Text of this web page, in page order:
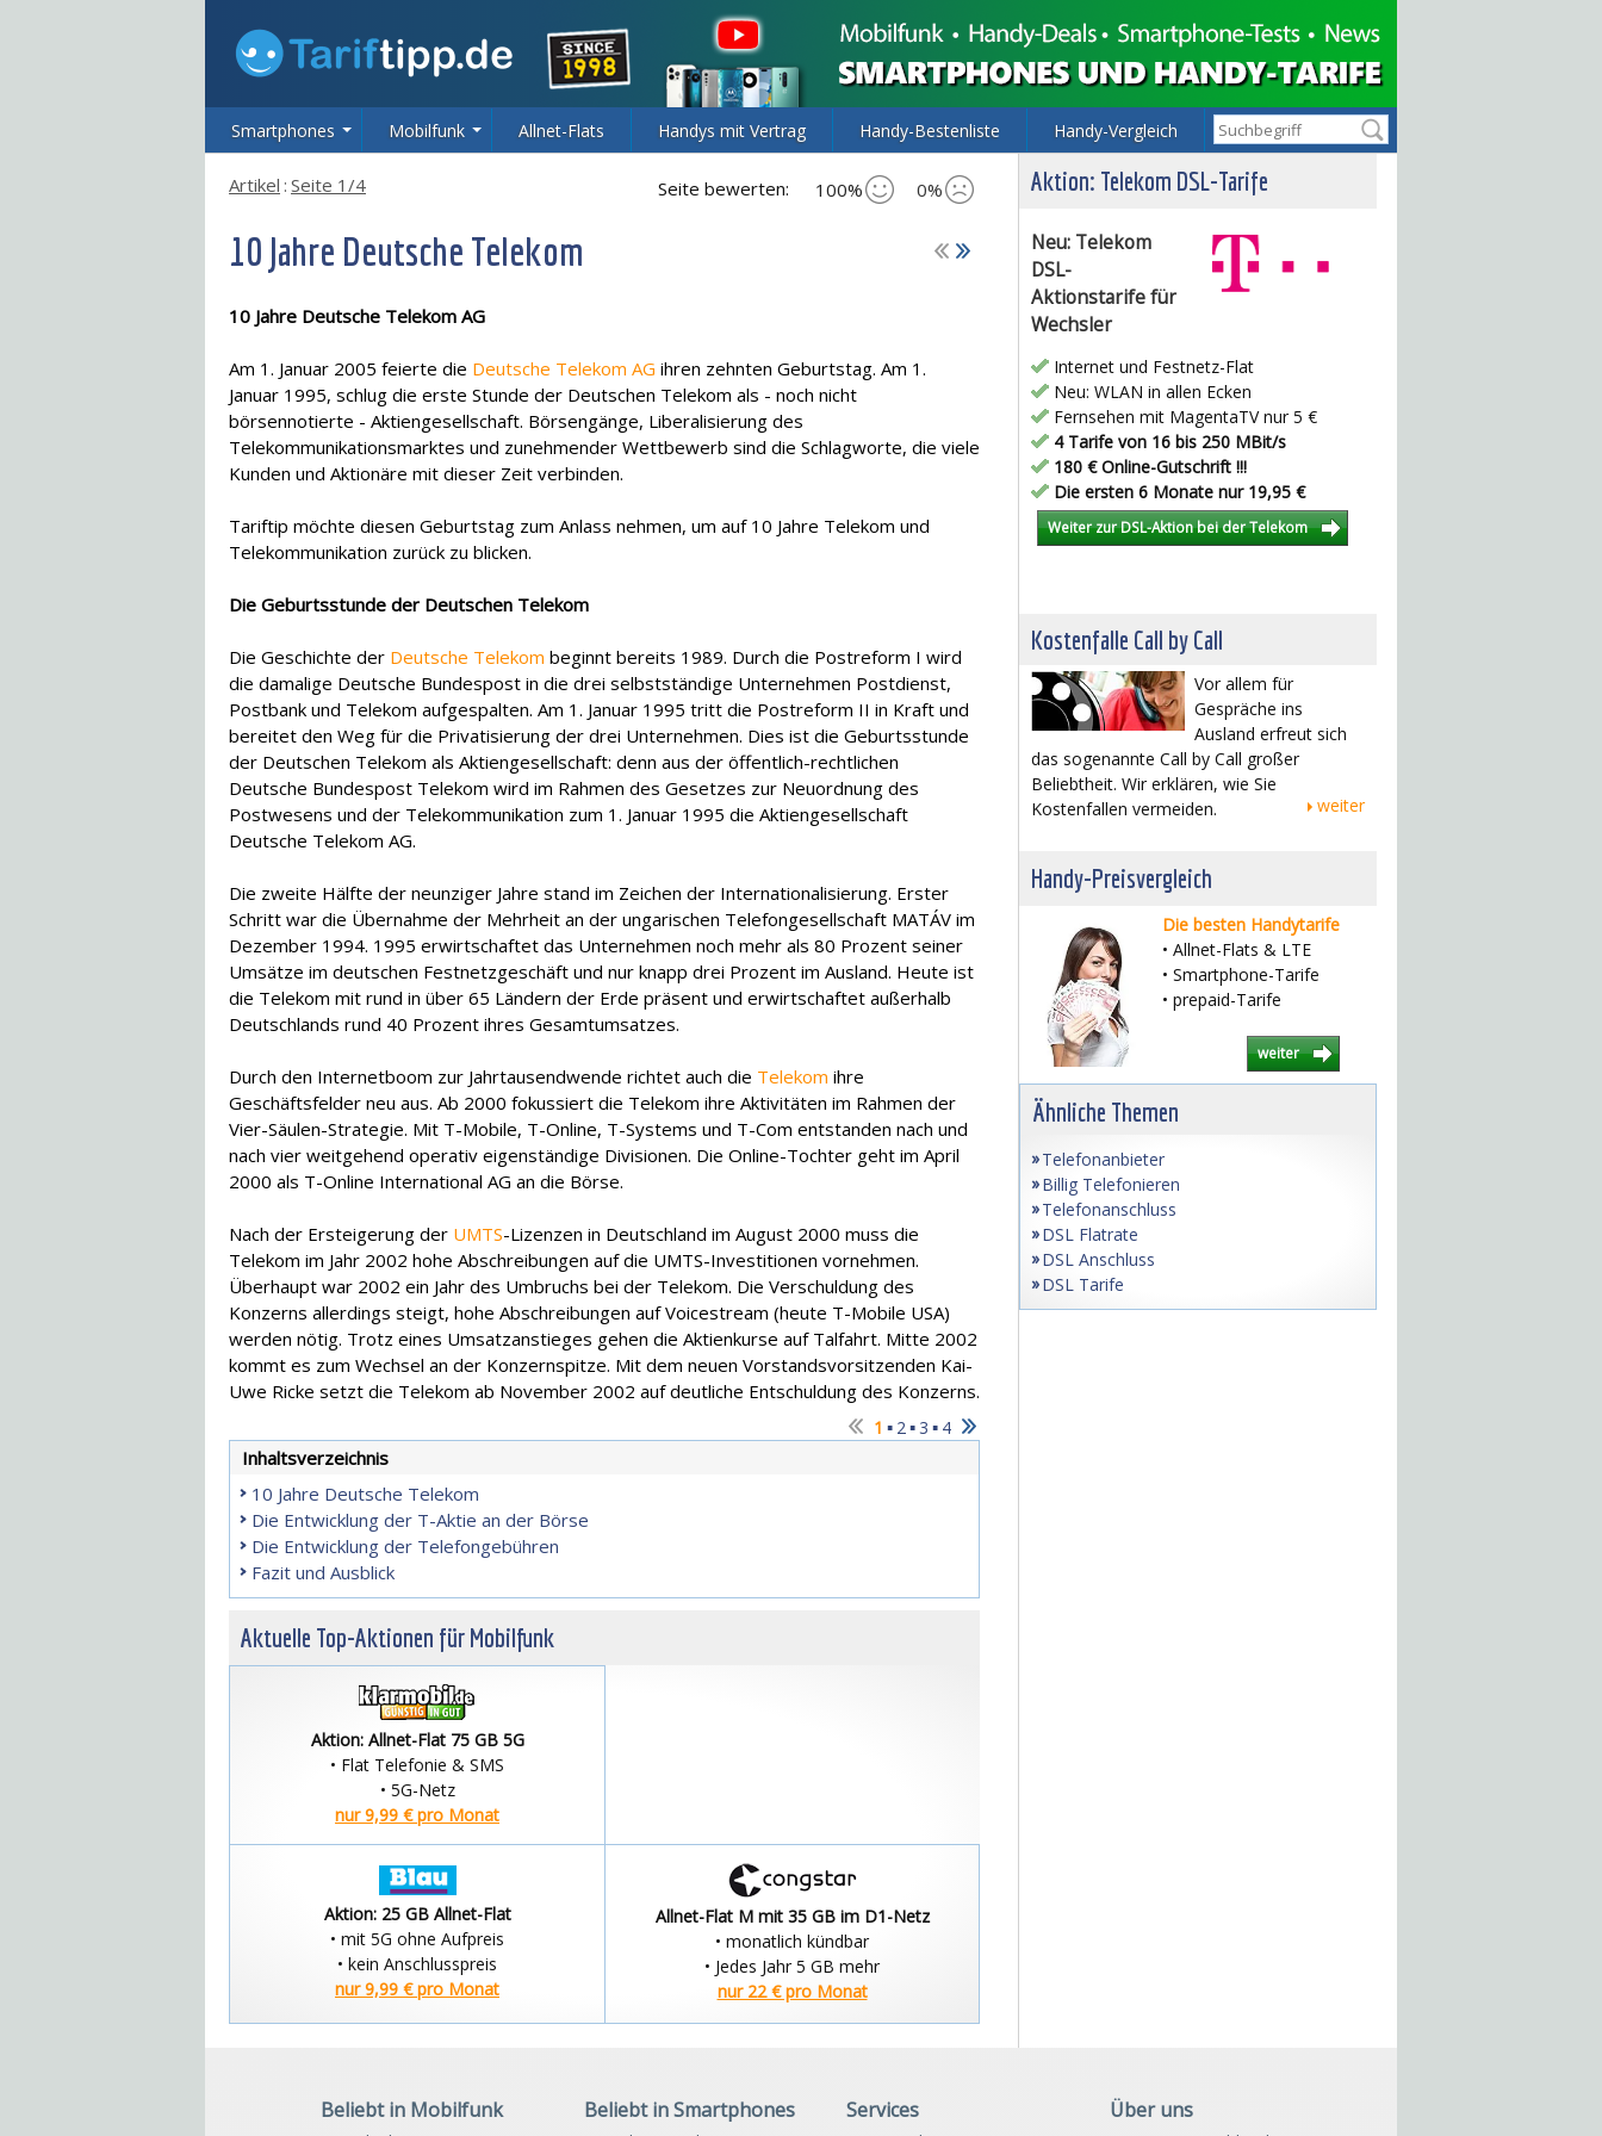
Smartphones Mobilfunk Allnet-Flats Handys mit Vertrag Handy-Bestenliste Handy-Vergleich
Seite bewerten: 100% 0%
Artikel : Seite 1/4
10 Jahre Deutsche Telekom
10 Jahre Deutsche Telekom AG
Am 1. Januar 2005 feierte die Deutsche Telekom AG ihren zehnten Geburtstag. Am 1.
Januar 1995, schlug die erste Stunde der Deutschen Telekom als - noch nicht
börsennotierte - Aktiengesellschaft. Börsengänge, Liberalisierung des
Telekommunikationsmarktes und zunehmender Wettbewerb sind die Schlagworte, die viele
Kunden und Aktionäre mit dieser Zeit verbinden.
Tariftip möchte diesen Geburtstag zum Anlass nehmen, um auf 10 Jahre Telekom und
Telekommunikation zurück zu blicken.
Die Geburtsstunde der Deutschen Telekom
Die Geschichte der Deutsche Telekom beginnt bereits 1989. Durch die Postreform I wird
die damalige Deutsche Bundespost in die drei selbstständige Unternehmen Postdienst,
Postbank und Telekom aufgespalten. Am 1. Januar 1995 tritt die Postreform II in Kraft und
bereitet den Weg für die Privatisierung der drei Unternehmen. Dies ist die Geburtsstunde
der Deutschen Telekom als Aktiengesellschaft: denn aus der öffentlich-rechtlichen
Deutsche Bundespost Telekom wird im Rahmen des Gesetzes zur Neuordnung des
Postwesens und der Telekommunikation zum 1. Januar 1995 die Aktiengesellschaft
Deutsche Telekom AG.
Die zweite Hälfte der neunziger Jahre stand im Zeichen der Internationalisierung. Erster
Schritt war die Übernahme der Mehrheit an der ungarischen Telefongesellschaft MATÁV im
Dezember 1994. 1995 erwirtschaftet das Unternehmen noch mehr als 80 Prozent seiner
Umsätze im deutschen Festnetzgeschäft und nur knapp drei Prozent im Ausland. Heute ist
die Telekom mit rund in über 65 Ländern der Erde präsent und erwirtschaftet außerhalb
Deutschlands rund 40 Prozent ihres Gesamtumsatzes.
Durch den Internetboom zur Jahrtausendwende richtet auch die Telekom ihre
Geschäftsfelder neu aus. Ab 2000 fokussiert die Telekom ihre Aktivitäten im Rahmen der
Vier-Säulen-Strategie. Mit T-Mobile, T-Online, T-Systems und T-Com entstanden nach und
nach vier weitgehend operativ eigenständige Divisionen. Die Online-Tochter geht im April
2000 als T-Online International AG an die Börse.
Nach der Ersteigerung der UMTS-Lizenzen in Deutschland im August 2000 muss die
Telekom im Jahr 2002 hohe Abschreibungen auf die UMTS-Investitionen vornehmen.
Überhaupt war 2002 ein Jahr des Umbruchs bei der Telekom. Die Verschuldung des
Konzerns allerdings steigt, hohe Abschreibungen auf Voicestream (heute T-Mobile USA)
werden nötig. Trotz eines Umsatzanstieges gehen die Aktienkurse auf Talfahrt. Mitte 2002
kommt es zum Wechsel an der Konzernspitze. Mit dem neuen Vorstandsvorsitzenden Kai-
Uwe Ricke setzt die Telekom ab November 2002 auf deutliche Entschuldung des Konzerns.
1 ▪ 2▪ 3 ▪ 4
Inhaltsverzeichnis
10 Jahre Deutsche Telekom
Die Entwicklung der T-Aktie an der Börse
Die Entwicklung der Telefongebühren
Fazit und Ausblick
Aktuelle Top-Aktionen für Mobilfunk
Aktion: Allnet-Flat 75 GB 5G
• Flat Telefonie & SMS
• 5G-Netz
nur 9,99 € pro Monat
Aktion: 25 GB Allnet-Flat
• mit 5G ohne Aufpreis
• kein Anschlusspreis
nur 9,99 € pro Monat
Allnet-Flat M mit 35 GB im D1-Netz
• monatlich kündbar
• Jedes Jahr 5 GB mehr
nur 22 € pro Monat
Aktion: Telekom DSL-Tarife
Neu: Telekom
DSL-
Aktionstarife für
Wechsler
Internet und Festnetz-Flat
Neu: WLAN in allen Ecken
Fernsehen mit MagentaTV nur 5 €
4 Tarife von 16 bis 250 MBit/s
180 € Online-Gutschrift !!!
Die ersten 6 Monate nur 19,95 €
Weiter zur DSL-Aktion bei der Telekom
Kostenfalle Call by Call
Vor allem für
Gespräche ins
Ausland erfreut sich
das sogenannte Call by Call großer
Beliebtheit. Wir erklären, wie Sie
Kostenfallen vermeiden.
weiter
Handy-Preisvergleich
Die besten Handytarife
• Allnet-Flats & LTE
• Smartphone-Tarife
• prepaid-Tarife
weiter
Ähnliche Themen
Telefonanbieter
Billig Telefonieren
Telefonanschluss
DSL Flatrate
DSL Anschluss
DSL Tarife
Beliebt in Mobilfunk Beliebt in Smartphones Services Über uns